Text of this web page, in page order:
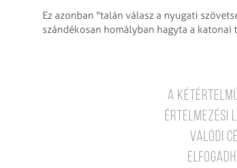
Ez azonban "talán válasz a nyugati
szándékosan homályban hagyta a
a
értelmezési
valódi